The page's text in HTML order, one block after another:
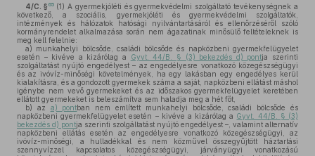
4/C. § 65 (1) A gyermekjóléti és gyermekvédelmi szolgáltató tevékenységnek a
következő, a szociális, gyermekjóléti és gyermekvédelmi szolgáltatók,
intézmények és hálózatok hatósági nyilvántartásáról és ellenőrzéséről szóló
kormányrendelet alkalmazása során nem ágazatinak minősülő feltételeknek is
meg kell felelnie:
a) munkahelyi bölcsőde, családi bölcsőde és napközbeni gyermekfelügyelet
esetén – kivéve a kizárólag a
Gyvt. 44/B. § (3) bekezdés d) pontja szerinti
szolgáltatást nyújtó engedélyest – az engedélyesre vonatkozó közegészségügyi
és az ivóvíz-minőségi követelmények, ha egy lakásban egy engedélyes kerül
kialakításra, és a gondozott gyermekek száma a saját, napközbeni ellátást máshol
igénybe nem vevő gyermekeket és az időszakos gyermekfelügyelet keretében
ellátott gyermekeket is beleszámítva sem haladja meg a hét főt,
b) az a) pontban nem említett munkahelyi bölcsőde, családi bölcsőde és
napközbeni gyermekfelügyelet esetén – kivéve a kizárólag a Gyvt. 44/B. § (3)
bekezdés d) pontja szerinti szolgáltatást nyújtó engedélyest –, valamint alternatív
napközbeni ellátás esetén az engedélyesre vonatkozó közegészségügyi, az
ivóvíz-minőségi, a hulladékkal és nem közművel összegyűjtött háztartási
szennyvízzel kapcsolatos közegészségügyi, járványügyi vonatkozású